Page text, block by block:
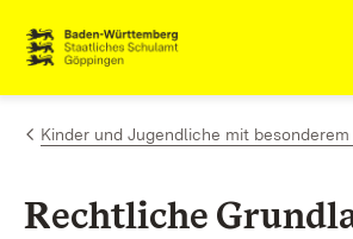
Zum Inhalt springen
Link zur Startseite
Kinder und Jugendliche mit
Rechtliche